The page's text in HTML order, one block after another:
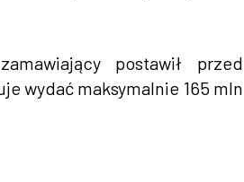
postawił przed
wydać maksymalnie 165 mln